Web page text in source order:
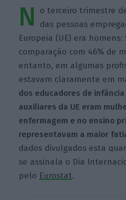
N
o terceiro trimestre
das pessoas
Europeia (UE) era homens:
comparação com 46% de
entanto, em algumas
estavam claramente em
dos educadores de
auxiliares da UE eram
enfermagem e no ensino
representavam a maior
dados divulgados esta
se assinala o Dia
pelo Eurostat.